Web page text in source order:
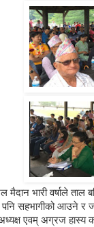
मैदान भारी वर्षाले
पनि सहभागीको आउने र
एवम् अग्रज हास्य